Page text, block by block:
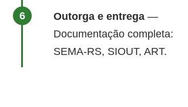
Outorga e entrega —
Documentação completa:
SEMA-RS, SIOUT, ART.